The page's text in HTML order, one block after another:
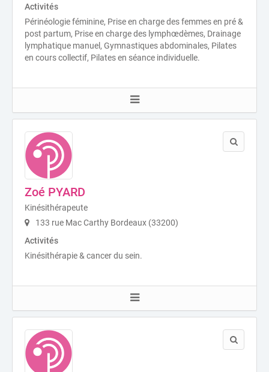
Activités
Périnéologie féminine, Prise en charge des femmes en pré &
post partum, Prise en charge des lymphœdèmes, Drainage
lymphatique manuel, Gymnastiques abdominales, Pilates
en cours collectif, Pilates en séance individuelle.
Zoé PYARD
Kinésithérapeute
133 rue Mac Carthy Bordeaux (33200)
Activités
Kinésithérapie & cancer du sein.